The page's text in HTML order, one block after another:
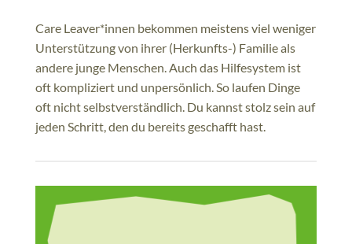
Care Leaver*innen bekommen meistens viel weniger
Unterstützung von ihrer (Herkunfts-) Familie als
andere junge Menschen. Auch das Hilfesystem ist
oft kompliziert und unpersönlich. So laufen Dinge
oft nicht selbstverständlich. Du kannst stolz sein auf
jeden Schritt, den du bereits geschafft hast.